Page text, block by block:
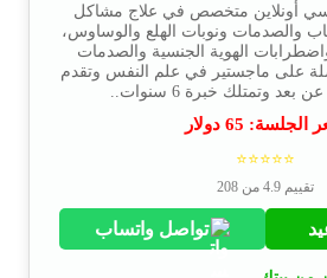
أونلاين متخصص في علاج مشاكل
والصدمات ونوبات الهلع والوساوس،
الهوية الجنسية والصدمات
على ماجستير في علم النفس وتقدم
بعد وتمتلك خبرة 6 سنوات..
الجلسة: 65 دولار
⭐⭐⭐⭐⭐
تقييم 4.9 من 208
تواصل واتساب